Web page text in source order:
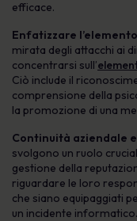
efficace.
Enfatizzare
mirata degli attacchi ai
concentrarsi sull’
Ciò include il
comprensione della
la promozione di una
Continuità aziendale
svolgono un ruolo
gestione della
riguardare le loro
che siano equipaggiati
un incidente informatico.